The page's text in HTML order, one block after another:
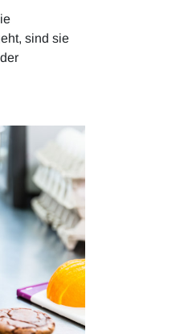
sind sie